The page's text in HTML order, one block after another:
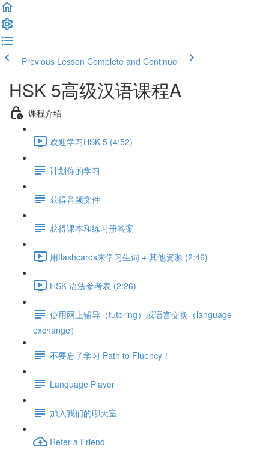
Previous Lesson Complete and Continue
HSK 5高级汉语课程A
课程介绍
欢迎学习HSK 5 (4:52)
计划你的学习
获得音频文件
获得课本和练习册答案
用flashcards来学习生词 + 其他资源 (2:46)
HSK 语法参考表 (2:26)
使用网上辅导（tutoring）或语言交换（language
exchange）
不要忘了学习 Path to Fluency！
Language Player
加入我们的聊天室
Refer a Friend